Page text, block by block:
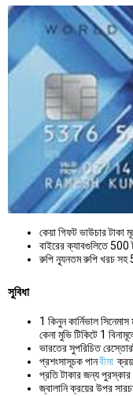
কেয়া গিফট ভাউচার টাকা
বাইরের ক্যাবগুলিতে 500
রুপি ন্যূনতম রুপি খরচ সহ
সুবিধা
1 কিনুন কার্নিভাল
কেনা মুভি টিকিটে 1
ভারতের সুপরিচিত
প্রশংসাসূচক পানবীমা ক্রয়
প্রতি টাকার জন্য
জ্বালানি ক্রয়ের উপর